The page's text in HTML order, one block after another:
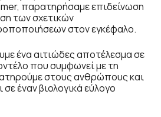
παρατηρήσαμε επιδείνωση
των σχετικών
στον εγκέφαλο.
ένα αιτιώδες αποτέλεσμα σε
που συμφωνεί με τη
στους ανθρώπους και
έναν βιολογικά εύλογο